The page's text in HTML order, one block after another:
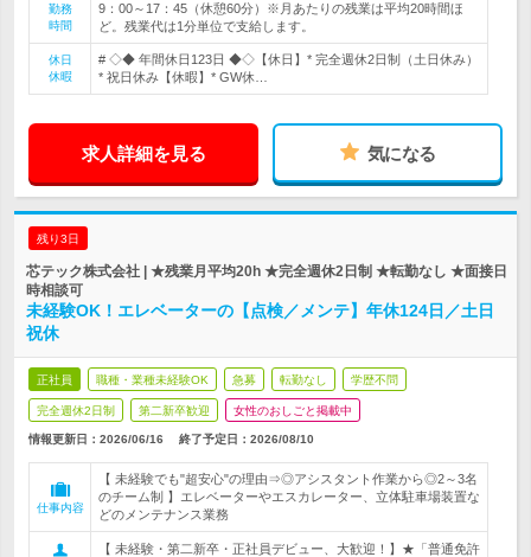
勤務
時間
9：00～17：45（休憩60分）※月あたりの残業は平均20時間ほ
ど。残業代は1分単位で支給します。
休日
休暇
# ◇◆ 年間休日123日 ◆◇【休日】* 完全週休2日制（土日休み）
* 祝日休み【休暇】* GW休…
求人詳細を見る 気になる
残り3日
芯テック株式会社 | ★残業月平均20h ★完全週休2日制 ★転勤なし ★面接日
時相談可
未経験OK！エレベーターの【点検／メンテ】年休124日／土日
祝休
正社員 職種・業種未経験OK 急募 転勤なし 学歴不問
完全週休2日制 第二新卒歓迎 女性のおしごと掲載中
情報更新日：2026/06/16 終了予定日： 2026/08/10
仕事内容
【 未経験でも"超安心"の理由⇒◎アシスタント作業から◎2～3名
のチーム制 】エレベーターやエスカレーター、立体駐車場装置な
どのメンテナンス業務
【 未経験・第二新卒・正社員デビュー、大歓迎！】★「普通免許